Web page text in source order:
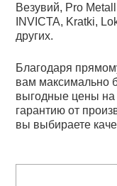
Везувий, Pro
INVICTA, Kratki,
других.
Благодаря
вам максимально
выгодные цены
гарантию от
вы выбираете